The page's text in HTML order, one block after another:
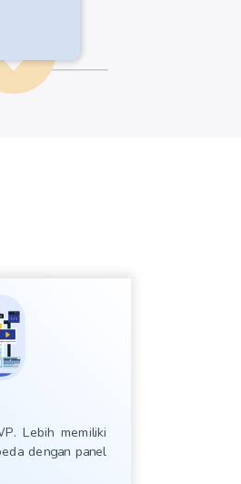
Lebih memiliki
dengan panel